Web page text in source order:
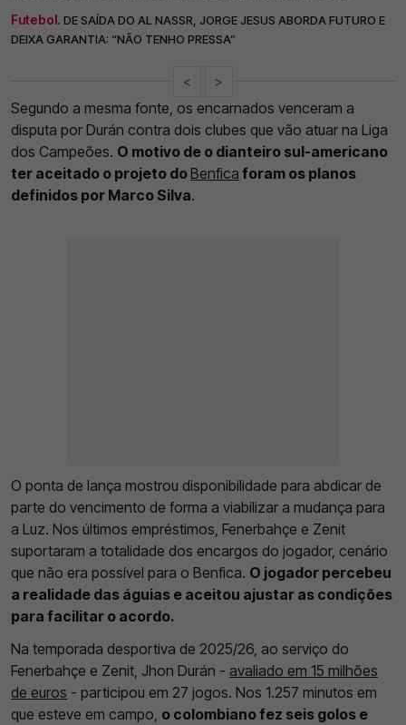
Futebol. DE SAÍDA DO AL NASSR, JORGE JESUS ABORDA FUTURO E
DEIXA GARANTIA: “NÃO TENHO PRESSA”
< >
Segundo a mesma fonte, os encarnados venceram a
disputa por Durán contra dois clubes que vão atuar na Liga
dos Campeões. O motivo de o dianteiro sul-americano
ter aceitado o projeto doBenfica foram os planos
definidos por Marco Silva.
O ponta de lança mostrou disponibilidade para abdicar de
parte do vencimento de forma a viabilizar a mudança para
a Luz. Nos últimos empréstimos, Fenerbahçe e Zenit
suportaram a totalidade dos encargos do jogador, cenário
que não era possível para o Benfica. O jogador percebeu
a realidade das águias e aceitou ajustar as condições
para facilitar o acordo.
Na temporada desportiva de 2025/26, ao serviço do
Fenerbahçe e Zenit, Jhon Durán - avaliado em 15 milhões
de euros - participou em 27 jogos. Nos 1.257 minutos em
que esteve em campo, o colombiano fez seis golos e